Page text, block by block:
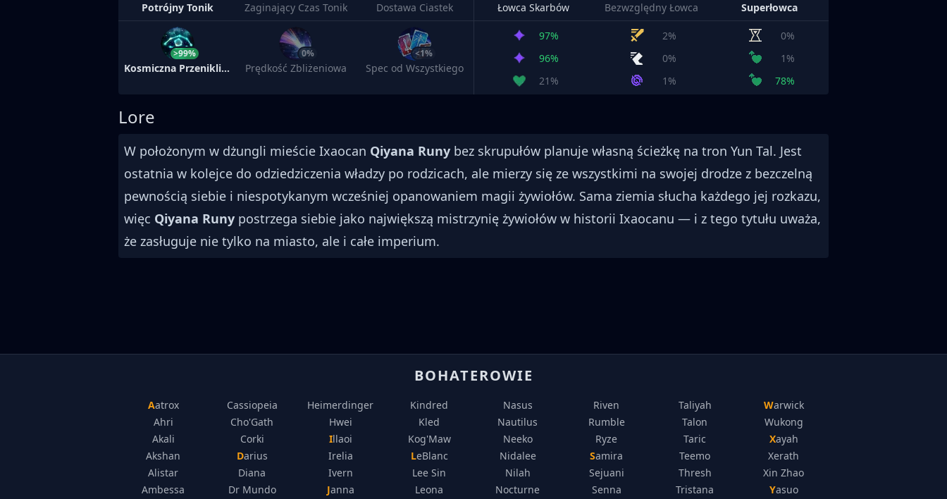
Potrójny Tonik Zaginający Czas Tonik Dostawa Ciastek
>99%
Kosmiczna Przenikliwość
0%
Prędkość Zbliżeniowa
<1%
Spec od Wszystkiego
Łowca Skarbów Bezwzględny Łowca Superłowca
97% 2%
0%
96%
0%
1%
21%
1% 78%
Lore
W położonym w dżungli mieście Ixaocan Qiyana Runy bez skrupułów planuje własną ścieżkę na tron Yun Tal. Jest
ostatnia w kolejce do odziedziczenia władzy po rodzicach, ale mierzy się ze wszystkimi na swojej drodze z bezczelną
pewnością siebie i niespotykanym wcześniej opanowaniem magii żywiołów. Sama ziemia słucha każdego jej rozkazu,
więc Qiyana Runy postrzega siebie jako największą mistrzynię żywiołów w historii Ixaocanu — i z tego tytułu uważa,
że zasługuje nie tylko na miasto, ale i całe imperium.
BOHATEROWIE
Aatrox
Ahri
Akali
Akshan
Alistar
Ambessa
Cassiopeia
Cho'Gath
Corki
Darius
Diana
Dr Mundo
Heimerdinger
Hwei
Illaoi
Irelia
Ivern
Janna
Kindred
Kled
Kog'Maw
LeBlanc
Lee Sin
Leona
Nasus
Nautilus
Neeko
Nidalee
Nilah
Nocturne
Riven
Rumble
Ryze
Samira
Sejuani
Senna
Taliyah
Talon
Taric
Teemo
Thresh
Tristana
Warwick
Wukong
Xayah
Xerath
Xin Zhao
Yasuo